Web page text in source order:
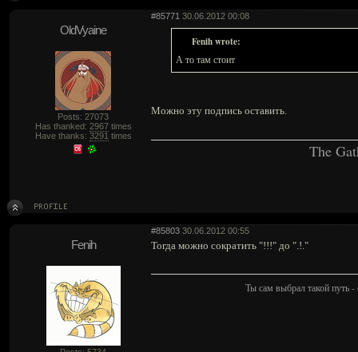
#85771 30.06.2012 00:08
OldVyaine
Posts: 27073
Has thanked: 2967times
Have thanks: 3291 times
Fenih wrote:
А то там стоит
Можно эту подпись оставить.
The
#85803 30.06.2012 00:55
Fenih Тогда можно сократить "!!!" до ".!."
Ты сам выбрал такой путь -